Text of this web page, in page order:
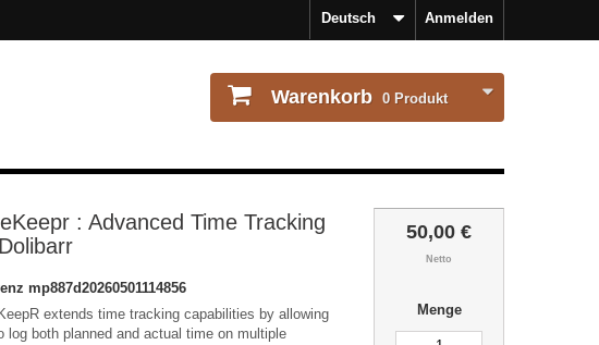
Anmelden
Deutsch
Warenkorb 0 Produkt
: Advanced Time Tracking
mp887d20260501114856
extends time tracking capabilities by allowing
log both planned and actual time on multiple
50,00 €
Netto
Menge